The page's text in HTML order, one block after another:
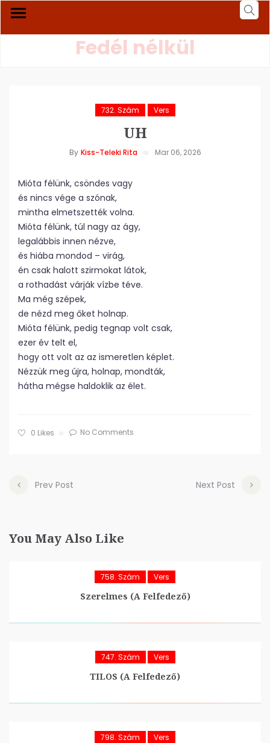
Fedél nélkül
732. Szám Vers
UH
By Kiss-Teleki Rita Mar 06, 2026
Mióta félünk, csöndes vagy
és nincs vége a szónak,
mintha elmetszették volna.
Mióta félünk, túl nagy az ágy,
legalábbis innen nézve,
és hiába mondod – virág,
én csak halott szirmokat látok,
a rothadást várják vízbe téve.
Ma még szépek,
de nézd meg őket holnap.
Mióta félünk, pedig tegnap volt csak,
ezer év telt el,
hogy ott volt az az ismeretlen képlet.
Nézzük meg újra, holnap, mondták,
hátha mégse haldoklik az élet.
0 Likes No Comments
Prev Post Next Post
You May Also Like
758. Szám Vers
Szerelmes (A Felfedező)
747. Szám Vers
TILOS (A Felfedező)
798. Szám Vers